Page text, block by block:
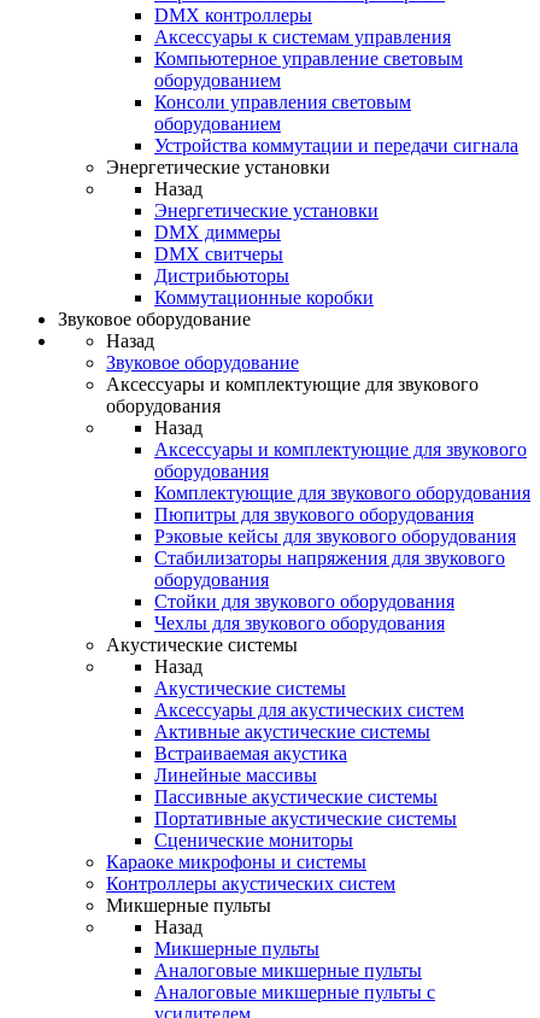
DMX контроллеры
Аксессуары к системам управления
Компьютерное управление световым
оборудованием
Консоли управления световым
оборудованием
Устройства коммутации и передачи сигнала
Энергетические установки
Назад
Энергетические установки
DMX диммеры
DMX свитчеры
Дистрибьюторы
Коммутационные коробки
Звуковое оборудование
Назад
Звуковое оборудование
Аксессуары и комплектующие для звукового
оборудования
Назад
Аксессуары и комплектующие для звукового
оборудования
Комплектующие для звукового оборудования
Пюпитры для звукового оборудования
Рэковые кейсы для звукового оборудования
Стабилизаторы напряжения для звукового
оборудования
Стойки для звукового оборудования
Чехлы для звукового оборудования
Акустические системы
Назад
Акустические системы
Аксессуары для акустических систем
Активные акустические системы
Встраиваемая акустика
Линейные массивы
Пассивные акустические системы
Портативные акустические системы
Сценические мониторы
Караоке микрофоны и системы
Контроллеры акустических систем
Микшерные пульты
Назад
Микшерные пульты
Аналоговые микшерные пульты
Аналоговые микшерные пульты с
усилителем